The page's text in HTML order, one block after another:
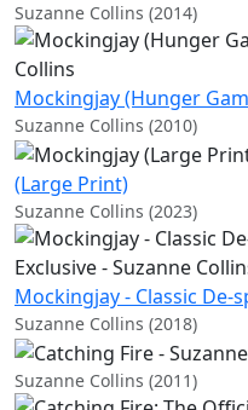
Suzanne Collins (2014)
Mockingjay (Hunger
Suzanne Collins (2010)
(Large Print)
Suzanne Collins (2023)
Mockingjay - Classic De-
Suzanne Collins (2018)
Suzanne Collins (2011)